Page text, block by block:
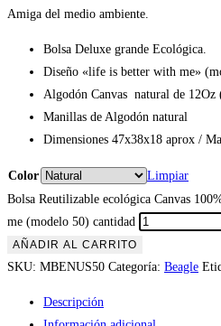
Amiga del medio ambiente.
Bolsa Deluxe grande Ecológica.
Diseño «life is better with me»
Algodón Canvas natural de 12Oz
Manillas de Algodón natural
Dimensiones 47x38x18 aprox /
Color
Limpiar
Bolsa Reutilizable ecológica Canvas
me (modelo 50) cantidad
AÑADIR AL CARRITO
SKU: MBENUS50 Categoría: Beagle
Descripción